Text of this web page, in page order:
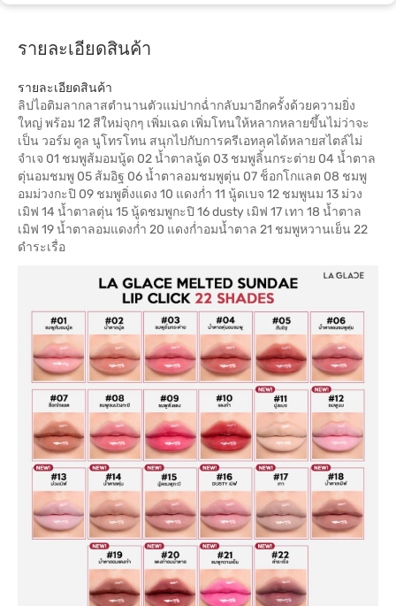
รายละเอียดสินค้า
รายละเอียดสินค้า
ลิปไอติมลากลาสตำนานตัวแม่ปากฉ่ำกลับมาอีกครั้งด้วยความยิ่ง
ใหญ่ พร้อม 12 สีใหม่จุกๆ เพิ่มเฉด เพิ่มโทนให้หลากหลายขึ้นไม่ว่าจะ
เป็น วอร์ม คูล นูโทรโทน สนุกไปกับการครีเอทลุคได้หลายสไตล์ไม่
จำเจ 01 ชมพูส้มอมนู้ด 02 น้ำตาลนู้ด 03 ชมพูลิ้นกระต่าย 04 น้ำตาล
ตุ่นอมชมพู 05 ส้มอิฐ 06 น้ำตาลอมชมพูตุ่น 07 ช็อกโกแลต 08 ชมพู
อมม่วงกะปิ 09 ชมพูติ่งแดง 10 แดงก่ำ 11 นู้ดเบจ 12 ชมพูนม 13 ม่วง
เมิฟ 14 น้ำตาลตุ่น 15 นู้ดชมพูกะปิ 16 dusty เมิฟ 17 เทา 18 น้ำตาล
เมิฟ 19 น้ำตาลอมแดงก่ำ 20 แดงก่ำอมน้ำตาล 21 ชมพูหวานเย็น 22
ดำระเรื่อ